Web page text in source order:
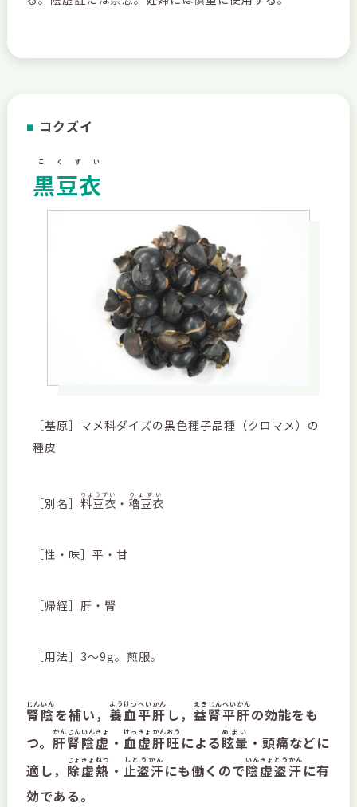
■ コクズイ
黒豆衣
こくずい
［基原］マメ科ダイズの黒色種子品種（クロマメ）の
種皮
［別名］ 料豆衣
りょうずい
・ 穭豆衣
りょずい
［性・味］平・甘
［帰経］肝・腎
［用法］3～9g。煎服。
腎陰
じんいん
を補い， 養血平肝
ようけつへいかん
し， 益腎平肝
えきじんへいかん
の効能をも
つ。 肝腎陰虚
かんじんいんきょ
・ 血虚肝旺
けっきょかんおう
による眩暈
めまい
・頭痛などに
適し， 除虚熱
じょきょねつ
・ 止盗汗
しとうかん
にも働くので陰虚盗汗
いんきょとうかん
に有
効である。